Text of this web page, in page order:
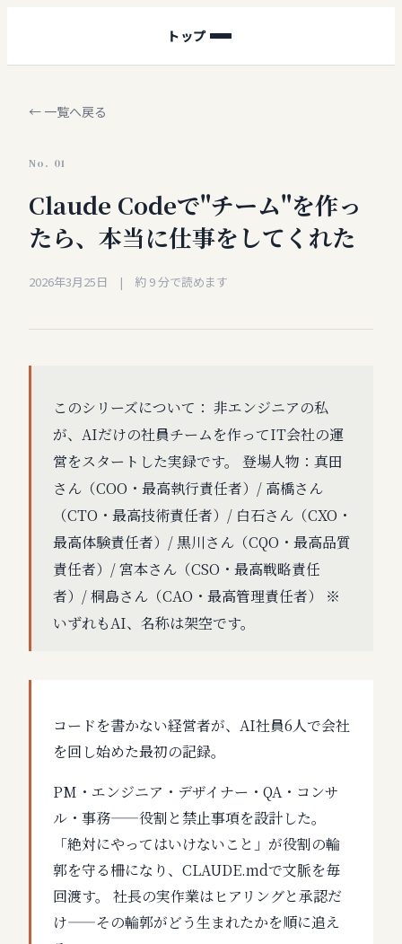
トップ
← 一覧へ戻る
No. 01
Claude Codeで"チーム"を作っ
たら、本当に仕事をしてくれた
2026年3月25日 | 約 9分で読めます
このシリーズについて： 非エンジニアの私
が、AIだけの社員チームを作ってIT会社の運
営をスタートした実録です。 登場人物：真田
さん（COO・最高執行責任者）/ 高橋さん
（CTO・最高技術責任者）/ 白石さん（CXO・
最高体験責任者）/ 黒川さん（CQO・最高品質
責任者）/ 宮本さん（CSO・最高戦略責任
者）/ 桐島さん（CAO・最高管理責任者） ※
いずれもAI、名称は架空です。
コードを書かない経営者が、AI社員6人で会社
を回し始めた最初の記録。
PM・エンジニア・デザイナー・QA・コンサ
ル・事務——役割と禁止事項を設計した。
「絶対にやってはいけないこと」が役割の輪
郭を守る柵になり、CLAUDE.mdで文脈を毎
回渡す。 社長の実作業はヒアリングと承認だ
け——その輪郭がどう生まれたかを順に追え